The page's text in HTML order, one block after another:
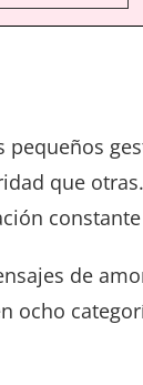
que
de
ocho